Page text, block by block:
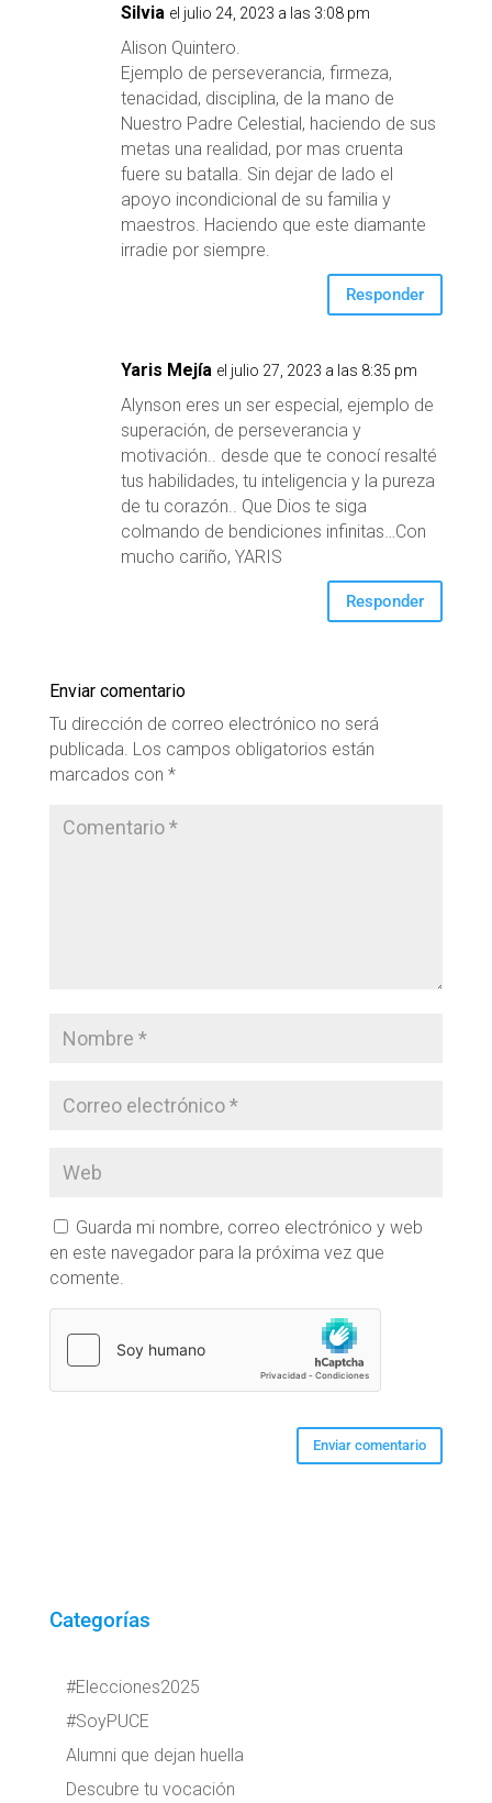
Silvia el julio 24, 2023 a las 3:08 pm
Alison Quintero.
Ejemplo de perseverancia, firmeza,
tenacidad, disciplina, de la mano de
Nuestro Padre Celestial, haciendo de sus
metas una realidad, por mas cruenta
fuere su batalla. Sin dejar de lado el
apoyo incondicional de su familia y
maestros. Haciendo que este diamante
irradie por siempre.
Responder
Yaris Mejía el julio 27, 2023 a las 8:35 pm
Alynson eres un ser especial, ejemplo de
superación, de perseverancia y
motivación.. desde que te conocí resalté
tus habilidades, tu inteligencia y la pureza
de tu corazón.. Que Dios te siga
colmando de bendiciones infinitas…Con
mucho cariño, YARIS
Responder
Enviar comentario
Tu dirección de correo electrónico no será
publicada. Los campos obligatorios están
marcados con *
Guarda mi nombre, correo electrónico y web
en este navegador para la próxima vez que
comente.
Categorías
#Elecciones2025
#SoyPUCE
Alumni que dejan huella
Descubre tu vocación